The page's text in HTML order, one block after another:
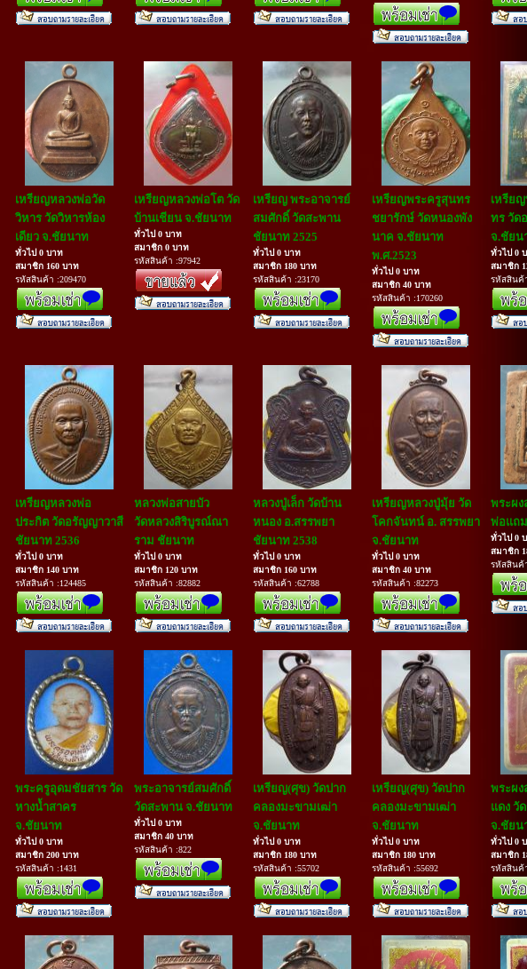
เหรียญหลวงพ่อวัด
วิหาร วัดวิหารห้อง
เดียว จ.ชัยนาท
ทั่วไป 0 บาท
สมาชิก 160 บาท
รหัสสินค้า :209470
เหรียญหลวงพ่อโต วัด
บ้านเชียน จ.ชัยนาท
ทั่วไป 0 บาท
สมาชิก 0 บาท
รหัสสินค้า :97942
เหรียญ พระอาจารย์
สมศักดิ์ วัดสะพาน
ชัยนาท 2525
ทั่วไป 0 บาท
สมาชิก 180 บาท
รหัสสินค้า :23170
เหรียญพระครูสุนทร
ชยารักษ์ วัดหนองพัง
นาค จ.ชัยนาท
พ.ศ.2523
ทั่วไป 0 บาท
สมาชิก 40 บาท
รหัสสินค้า :170260
เหรีย
ทร วัด
จ.ชัยน
ทั่วไป 0
สมาชิก
รหัสสินค้
เหรียญหลวงพ่อ
ประกิต วัดอรัญญาวาสี
ชัยนาท 2536
ทั่วไป 0 บาท
สมาชิก 140 บาท
รหัสสินค้า :124485
หลวงพ่อสายบัว
วัดหลวงสิริบูรณ์ณา
ราม ชัยนาท
ทั่วไป 0 บาท
สมาชิก 120 บาท
รหัสสินค้า :82882
หลวงปู่เล็ก วัดบ้าน
หนอง อ.สรรพยา
ชัยนาท 2538
ทั่วไป 0 บาท
สมาชิก 160 บาท
รหัสสินค้า :62788
เหรียญหลวงปู่มุ้ย วัด
โคกจันทน์ อ. สรรพยา
จ.ชัยนาท
ทั่วไป 0 บาท
สมาชิก 40 บาท
รหัสสินค้า :82273
พระผง
พ่อแถ
ทั่วไป 0
สมาชิก
รหัสสินค้
พระครูอุดมชัยสาร วัด
หางน้ำสาคร
จ.ชัยนาท
ทั่วไป 0 บาท
สมาชิก 200 บาท
รหัสสินค้า :1431
พระอาจารย์สมศักดิ์
วัดสะพาน จ.ชัยนาท
ทั่วไป 0 บาท
สมาชิก 40 บาท
รหัสสินค้า :822
เหรียญ(ศุข) วัดปาก
คลองมะขามเฒ่า
จ.ชัยนาท
ทั่วไป 0 บาท
สมาชิก 180 บาท
รหัสสินค้า :55702
เหรียญ(ศุข) วัดปาก
คลองมะขามเฒ่า
จ.ชัยนาท
ทั่วไป 0 บาท
สมาชิก 180 บาท
รหัสสินค้า :55692
พระผง
แดง วั
จ.ชัยน
ทั่วไป 0
สมาชิก
รหัสสินค้